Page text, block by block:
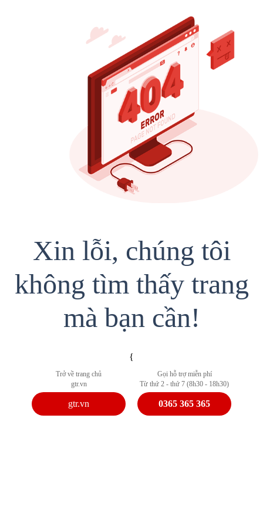
Xin lỗi, chúng tôi
không tìm thấy trang
mà bạn cần!
{
Trở về trang chủ
gtr.vn
gtr.vn
Gọi hỗ trợ miễn phí
Từ thứ 2 - thứ 7 (8h30 - 18h30)
0365 365 365